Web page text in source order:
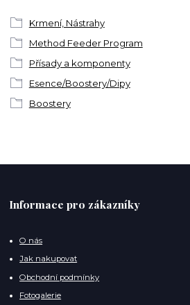
Krmení, Nástrahy
Method Feeder Program
Přísady a komponenty
Esence/Boostery/Dipy
Boostery
Informace pro zákazníky
O nás
Jak nakupovat
Obchodní podmínky
Fotogalerie